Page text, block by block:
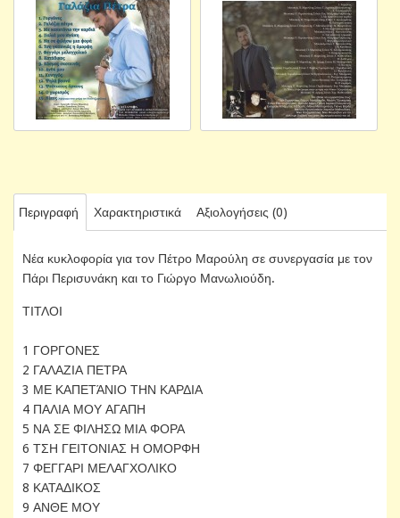
Περιγραφή Χαρακτηριστικά Αξιολογήσεις (0)
Νέα κυκλοφορία για τον Πέτρο Μαρούλη σε συνεργασία με τον
Πάρι Περισυνάκη και το Γιώργο Μανωλιούδη.
ΤΙΤΛΟΙ
1 ΓΟΡΓΟΝΕΣ
2 ΓΑΛΑΖΙΑ ΠΕΤΡΑ
3 ΜΕ ΚΑΠΕΤΆΝΙΟ ΤΗΝ ΚΑΡΔΙΑ
4 ΠΑΛΙΑ ΜΟΥ ΑΓΑΠΗ
5 ΝΑ ΣΕ ΦΙΛΗΣΩ ΜΙΑ ΦΟΡΑ
6 ΤΣΗ ΓΕΙΤΟΝΙΑΣ Η ΟΜΟΡΦΗ
7 ΦΕΓΓΑΡΙ ΜΕΛΑΓΧΟΛΙΚΟ
8 ΚΑΤΑΔΙΚΟΣ
9 ΑΝΘΕ ΜΟΥ